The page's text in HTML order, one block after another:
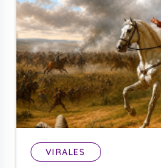
VIRALES